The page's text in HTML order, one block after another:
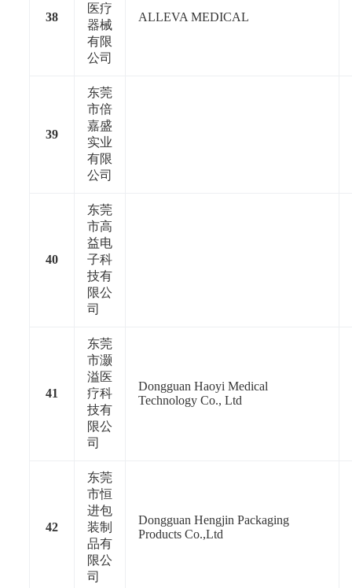
38
医疗
器械
有限
公司
ALLEVA MEDICAL
39
东莞
市倍
嘉盛
实业
有限
公司
40
东莞
市高
益电
子科
技有
限公
司
41
东莞
市灏
溢医
疗科
技有
限公
司
Dongguan Haoyi Medical
Technology Co., Ltd
42
东莞
市恒
进包
装制
品有
限公
司
Dongguan Hengjin Packaging
Products Co.,Ltd